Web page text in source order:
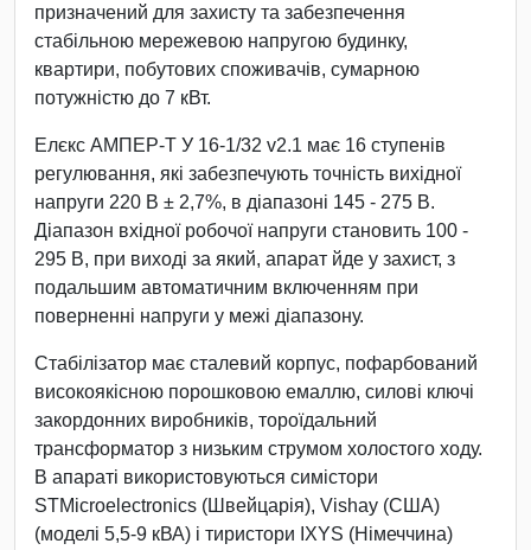
призначений для захисту та забезпечення
стабільною мережевою напругою будинку,
квартири, побутових споживачів, сумарною
потужністю до 7 кВт.
Елєкс АМПЕР-Т У 16-1/32 v2.1 має 16 ступенів
регулювання, які забезпечують точність вихідної
напруги 220 В ± 2,7%, в діапазоні 145 - 275 В.
Діапазон вхідної робочої напруги становить 100 -
295 В, при виході за який, апарат йде у захист, з
подальшим автоматичним включенням при
поверненні напруги у межі діапазону.
Стабілізатор має сталевий корпус, пофарбований
високоякісною порошковою емаллю, силові ключі
закордонних виробників, тороїдальний
трансформатор з низьким струмом холостого ходу.
В апараті використовуються симістори
STMicroelectronics (Швейцарія), Vishay (США)
(моделі 5,5-9 кВА) і тиристори IXYS (Німеччина)